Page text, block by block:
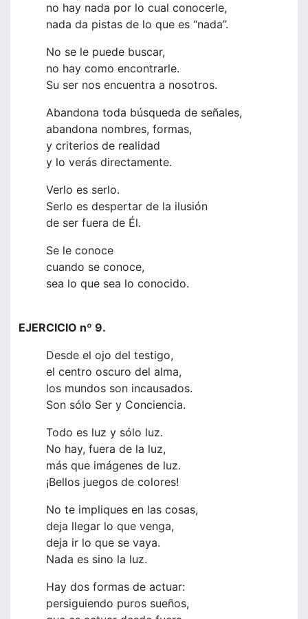
no hay nada por lo cual conocerle,
nada da pistas de lo que es “nada”.
No se le puede buscar,
no hay como encontrarle.
Su ser nos encuentra a nosotros.
Abandona toda búsqueda de señales,
abandona nombres, formas,
y criterios de realidad
y lo verás directamente.
Verlo es serlo.
Serlo es despertar de la ilusión
de ser fuera de Él.
Se le conoce
cuando se conoce,
sea lo que sea lo conocido.
EJERCICIO nº 9.
Desde el ojo del testigo,
el centro oscuro del alma,
los mundos son incausados.
Son sólo Ser y Conciencia.
Todo es luz y sólo luz.
No hay, fuera de la luz,
más que imágenes de luz.
¡Bellos juegos de colores!
No te impliques en las cosas,
deja llegar lo que venga,
deja ir lo que se vaya.
Nada es sino la luz.
Hay dos formas de actuar:
persiguiendo puros sueños,